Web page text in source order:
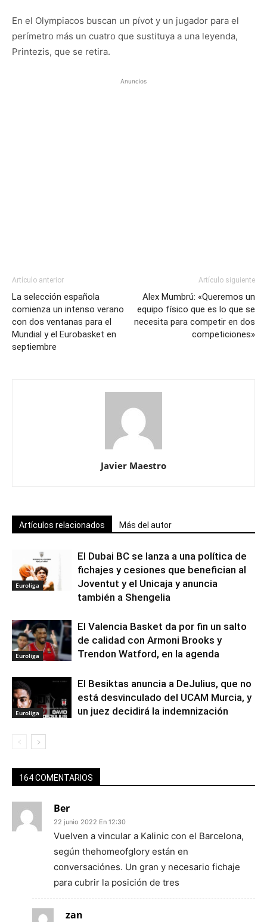
En el Olympiacos buscan un pívot y un jugador para el
perímetro más un cuatro que sustituya a una leyenda,
Printezis, que se retira.
Anuncios
Artículo anterior
La selección española
comienza un intenso verano
con dos ventanas para el
Mundial y el Eurobasket en
septiembre
Artículo siguiente
Alex Mumbrú: «Queremos un
equipo físico que es lo que se
necesita para competir en dos
competiciones»
Javier Maestro
Artículos relacionados Más del autor
Euroliga
El Dubai BC se lanza a una política de
fichajes y cesiones que benefician al
Joventut y el Unicaja y anuncia
también a Shengelia
Euroliga
El Valencia Basket da por fin un salto
de calidad con Armoni Brooks y
Trendon Watford, en la agenda
Euroliga
El Besiktas anuncia a DeJulius, que no
está desvinculado del UCAM Murcia, y
un juez decidirá la indemnización
164 COMENTARIOS
Ber
22 junio 2022 En 12:30
Vuelven a vincular a Kalinic con el Barcelona,
según thehomeofglory están en
conversaciónes. Un gran y necesario fichaje
para cubrir la posición de tres
zan